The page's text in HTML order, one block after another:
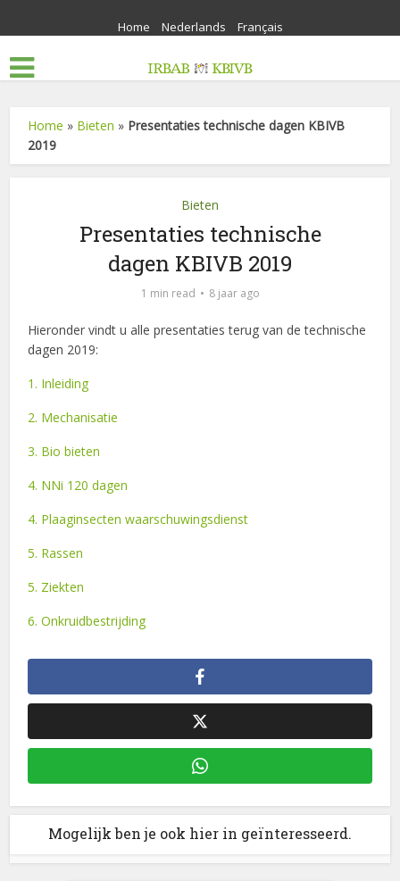
Home Nederlands Français
Home » Bieten » Presentaties technische dagen KBIVB
2019
Bieten
Presentaties technische
dagen KBIVB 2019
1 min read 8 jaar ago
Hieronder vindt u alle presentaties terug van de technische
dagen 2019:
1. Inleiding
2. Mechanisatie
3. Bio bieten
4. NNi 120 dagen
4. Plaaginsecten waarschuwingsdienst
5. Rassen
5. Ziekten
6. Onkruidbestrijding
Mogelijk ben je ook hier in geïnteresseerd.